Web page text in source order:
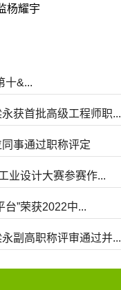
杨耀宇
⼗&...
获首批高级工程师职...
事通过职称评定
业设计大赛参赛作...
台”荣获2022中...
副高职称评审通过并...